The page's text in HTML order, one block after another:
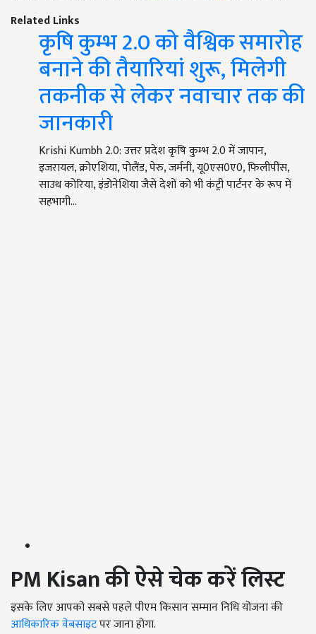
Related Links
कृषि कुम्भ 2.0 को वैश्विक समारोह
बनाने की तैयारियां शुरू, मिलेगी
तकनीक से लेकर नवाचार तक की
जानकारी
Krishi Kumbh 2.0: उत्तर प्रदेश कृषि कुम्भ 2.0 में जापान,
इजरायल, क्रोएशिया, पोलैंड, पेरु, जर्मनी, यू0एस0ए0, फिलीपींस,
साउथ कोरिया, इंडोनेशिया जैसे देशों को भी कंट्री पार्टनर के रूप में
सहभागी…
PM Kisanकीऐसे चेक करें लिस्ट
इसके लिए आपको सबसे पहले पीएम किसान सम्मान निधि योजना की
आधिकारिक वेबसाइटपर जाना होगा.